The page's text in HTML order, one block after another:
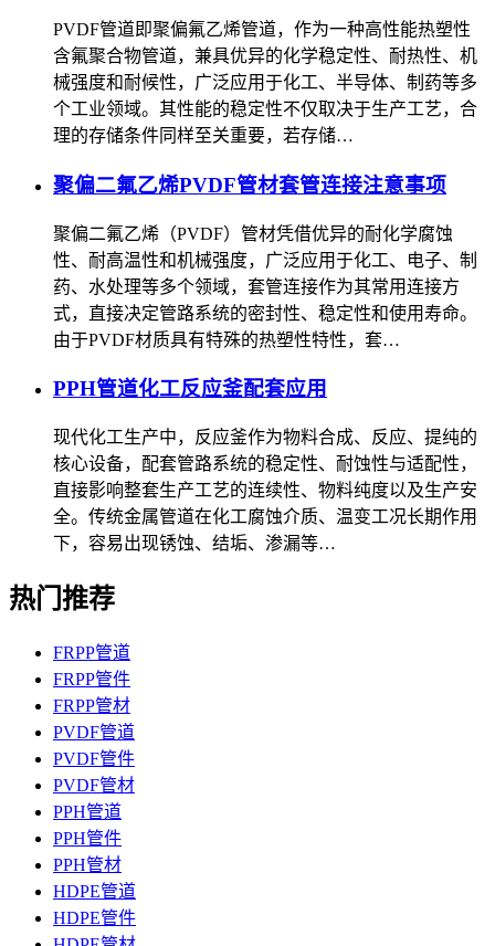
PVDF管道即聚偏氟乙烯管道，作为一种高性能热塑性
含氟聚合物管道，兼具优异的化学稳定性、耐热性、机
械强度和耐候性，广泛应用于化工、半导体、制药等多
个工业领域。其性能的稳定性不仅取决于生产工艺，合
理的存储条件同样至关重要，若存储…
聚偏二氟乙烯PVDF管材套管连接注意事项
聚偏二氟乙烯（PVDF）管材凭借优异的耐化学腐蚀
性、耐高温性和机械强度，广泛应用于化工、电子、制
药、水处理等多个领域，套管连接作为其常用连接方
式，直接决定管路系统的密封性、稳定性和使用寿命。
由于PVDF材质具有特殊的热塑性特性，套…
PPH管道化工反应釜配套应用
现代化工生产中，反应釜作为物料合成、反应、提纯的
核心设备，配套管路系统的稳定性、耐蚀性与适配性，
直接影响整套生产工艺的连续性、物料纯度以及生产安
全。传统金属管道在化工腐蚀介质、温变工况长期作用
下，容易出现锈蚀、结垢、渗漏等…
热门推荐
FRPP管道
FRPP管件
FRPP管材
PVDF管道
PVDF管件
PVDF管材
PPH管道
PPH管件
PPH管材
HDPE管道
HDPE管件